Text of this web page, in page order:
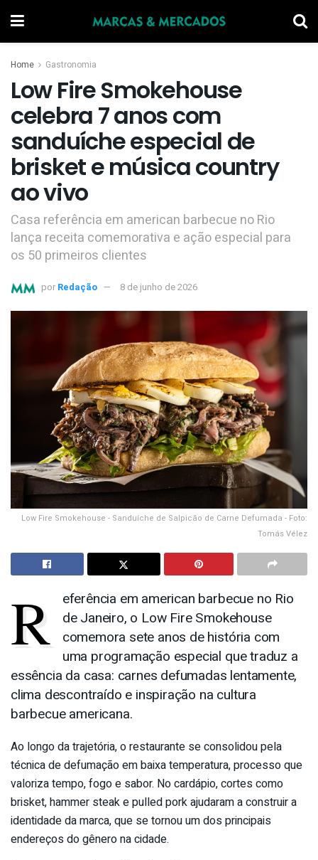
Home Gastronomia
Low Fire Smokehouse
celebra 7 anos com
sanduíche especial de
brisket e música country
ao vivo
Casa referência em american barbecue no Rio
lança receita comemorativa e ação especial para
os 50 primeiros clientes
por Redação 8 de junho de 2026
Low Fire Smokehouse - Sanduíche de Salpicão de Carne Defumada - Foto:
Tomás Vélez
R
eferência em american barbecue no Rio
de Janeiro, o Low Fire Smokehouse
comemora sete anos de história com
uma programação especial que traduz a
essência da casa: carnes defumadas lentamente,
clima descontraído e inspiração na cultura
barbecue americana.
Ao longo da trajetória, o restaurante se consolidou pela
técnica de defumação em baixa temperatura, processo que
valoriza tempo, fogo e sabor. No cardápio, cortes como
brisket, hammer steak e pulled pork ajudaram a construir a
identidade da marca, que se tornou um dos principais
endereços do gênero na cidade.